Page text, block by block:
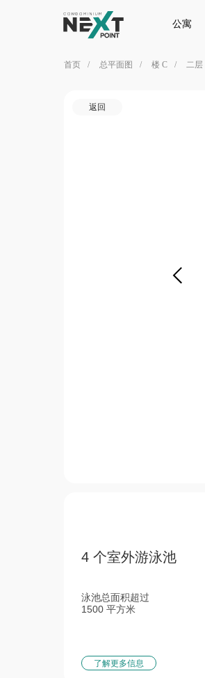
公寓设施
首页 / 总平面图 / 楼 C / 二层
返回
了解更多信息
泳池总面积超过
1500 平方米
4 个室外游泳池